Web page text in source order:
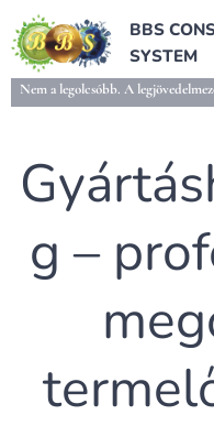
BBS
SYSTEM
Nem a legolcsóbb. A
g –